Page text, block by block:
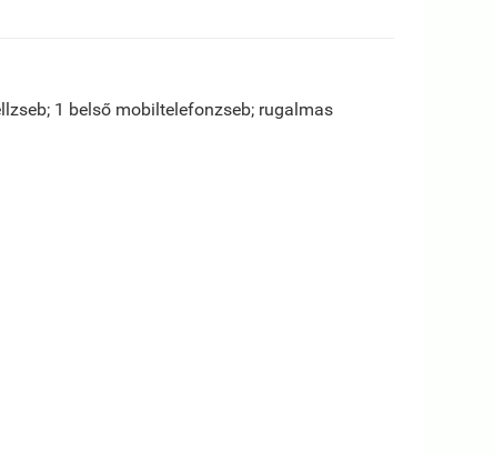
1 belső mobiltelefonzseb; rugalmas